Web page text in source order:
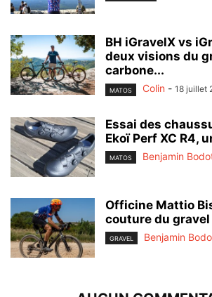
BH iGravelX vs
deux visions du
carbone...
MATOS Colin - 18 juillet
Essai des
Ekoï Perf XC R4,
MATOS Benjamin
Officine Mattio
couture du gravel
GRAVEL Benjamin